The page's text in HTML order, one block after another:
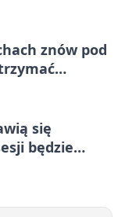
znów pod
się
będzie